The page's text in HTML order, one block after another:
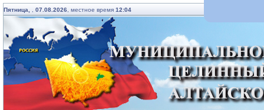
Пятница, 07.08.2026 , местное время 12:04